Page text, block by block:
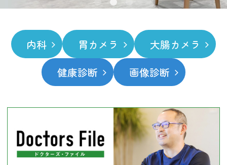
内科 胃カメラ
大腸カメラ
健康診断
画像診断